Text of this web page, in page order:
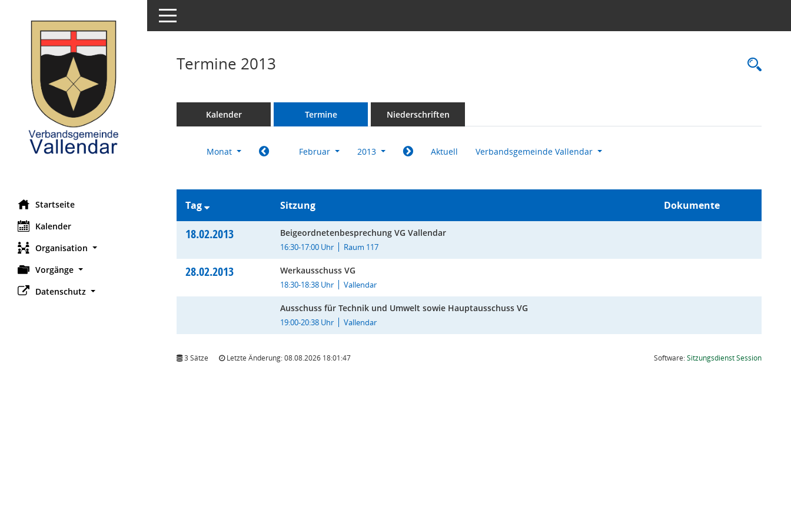
Startseite
Kalender
Organisation
Vorgänge
Datenschutz
Toggle navigation
Termine 2013
Kalender Termine Niederschriften
Monat Februar 2013 Aktuell Verbandsgemeinde Vallendar
Tag Sitzung Dokumente
18.02.2013 Beigeordnetenbesprechung VG Vallendar
16:30-17:00 Uhr Raum 117
28.02.2013 Werkausschuss VG
18:30-18:38 Uhr Vallendar
Ausschuss für Technik und Umwelt sowie Hauptausschuss VG
19:00-20:38 Uhr Vallendar
3 Sätze Letzte Änderung: 08.08.2026 18:01:47 Software:SitzungsdienstSession(Wird in